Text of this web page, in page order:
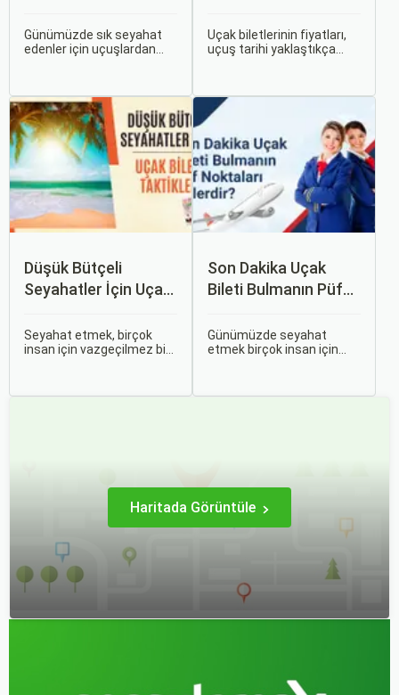
Günümüzde sık seyahat
edenler için uçuşlardan
puanları ve çeşitli seyahat
fırsatları giriyor.
Uçak biletlerinin fiyatları,
uçuş tarihi yaklaştıkça
tasarruf etmenin en etkili
yollarından biridir.
Düşük Bütçeli
Seyahatler İçin Uçak
Seyahat etmek, birçok
insan için vazgeçilmez bir
Son Dakika Uçak
Bileti Bulmanın Püf
Günümüzde seyahat
etmek birçok insan için
Haritada Görüntüle